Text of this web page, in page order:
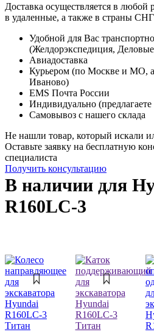
Доставка осуществляется в любой
в удаленные, а также в страны
Удобной для Вас
(Желдорэкспедиция,
Авиадоставка
Курьером (по Москве и МО, а
Иваново)
EMS Почта России
Индивидуально
Самовывоз с нашего склада
Не нашли товар, который искали
Оставьте заявку на бесплатную
специалиста
Получить консультацию
В наличии для
R160LC-3